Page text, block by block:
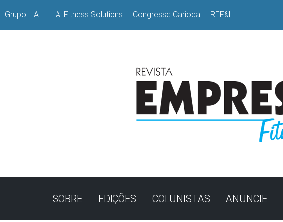
Grupo L.A. L.A. Fitness Solutions Congresso Carioca REF&H
SOBRE EDIÇÕES COLUNISTAS ANUNCIE